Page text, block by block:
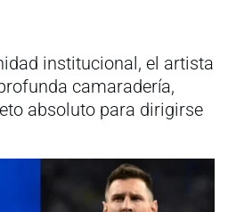
institucional, el artista
camaradería,
absoluto para dirigirse